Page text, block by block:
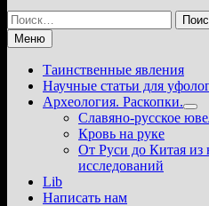
Найти:
Меню
Таинственные явления
Научные статьи для
Археология. Раскопки.
Славяно-русское
Кровь на руке
От Руси до Китая из
исследований
Lib
Написать нам